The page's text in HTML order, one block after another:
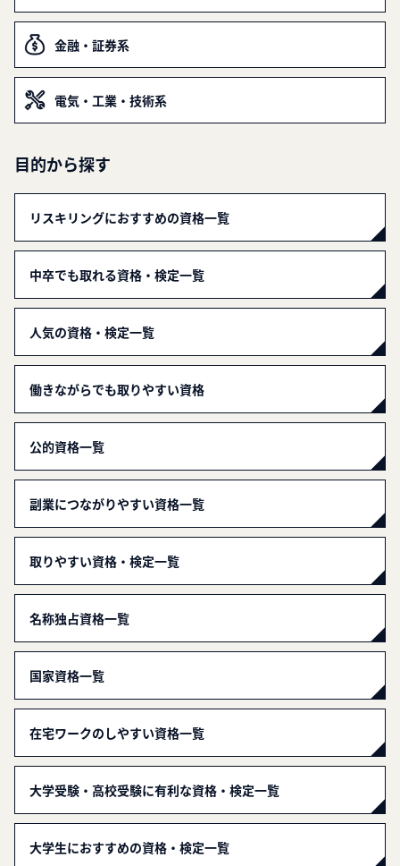
金融・証券系
電気・工業・技術系
目的から探す
リスキリングにおすすめの資格一覧
中卒でも取れる資格・検定一覧
人気の資格・検定一覧
働きながらでも取りやすい資格
公的資格一覧
副業につながりやすい資格一覧
取りやすい資格・検定一覧
名称独占資格一覧
国家資格一覧
在宅ワークのしやすい資格一覧
大学受験・高校受験に有利な資格・検定一覧
大学生におすすめの資格・検定一覧